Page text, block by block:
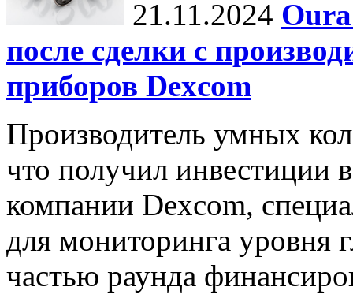
21.11.2024
после сделки с
приборов Dexcom
Производитель умных
что получил инвестиции
компании Dexcom,
для мониторинга уровня
частью раунда